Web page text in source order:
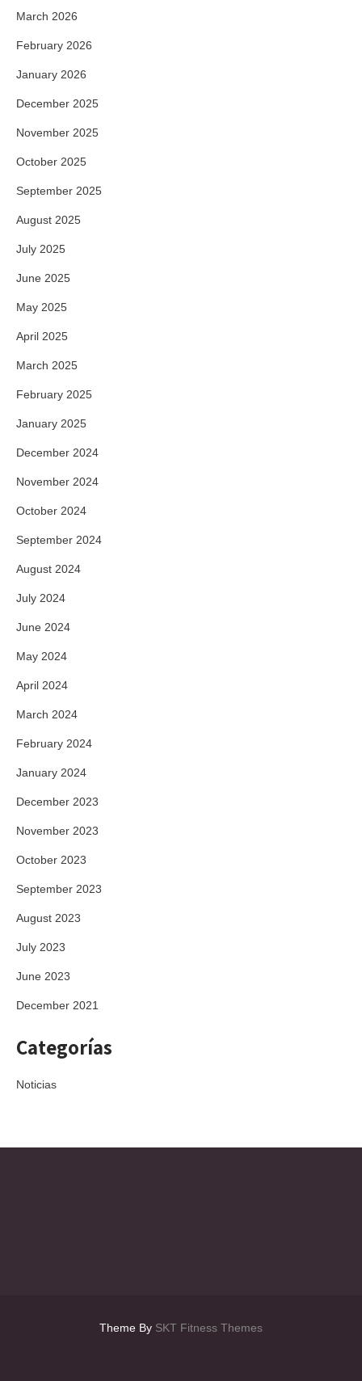
March 2026
February 2026
January 2026
December 2025
November 2025
October 2025
September 2025
August 2025
July 2025
June 2025
May 2025
April 2025
March 2025
February 2025
January 2025
December 2024
November 2024
October 2024
September 2024
August 2024
July 2024
June 2024
May 2024
April 2024
March 2024
February 2024
January 2024
December 2023
November 2023
October 2023
September 2023
August 2023
July 2023
June 2023
December 2021
Categorías
Noticias
Theme By SKT Fitness Themes